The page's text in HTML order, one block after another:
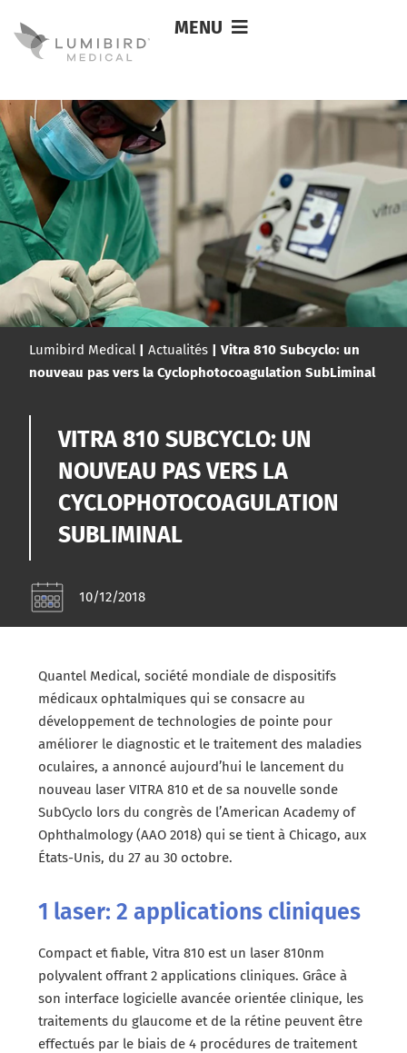
MENU
Lumibird Medical |Actualités |Vitra 810 Subcyclo: un
nouveau pas vers la Cyclophotocoagulation SubLiminal
VITRA 810 SUBCYCLO: UN
NOUVEAU PAS VERS LA
CYCLOPHOTOCOAGULATION
SUBLIMINAL
10/12/2018
Quantel Medical, société mondiale de dispositifs
médicaux ophtalmiques qui se consacre au
développement de technologies de pointe pour
améliorer le diagnostic et le traitement des maladies
oculaires, a annoncé aujourd’hui le lancement du
nouveau laser VITRA 810 et de sa nouvelle sonde
SubCyclo lors du congrès de l’American Academy of
Ophthalmology (AAO 2018) qui se tient à Chicago, aux
États-Unis, du 27 au 30 octobre.
1 laser: 2 applications cliniques
Compact et fiable, Vitra 810 est un laser 810nm
polyvalent offrant 2 applications cliniques. Grâce à
son interface logicielle avancée orientée clinique, les
traitements du glaucome et de la rétine peuvent être
effectués par le biais de 4 procédures de traitement